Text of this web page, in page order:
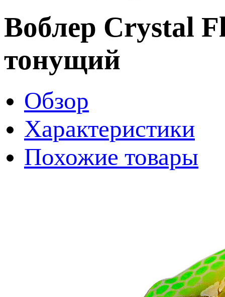
Воблер Crystal
тонущий
Обзор
Характеристики
Похожие товары